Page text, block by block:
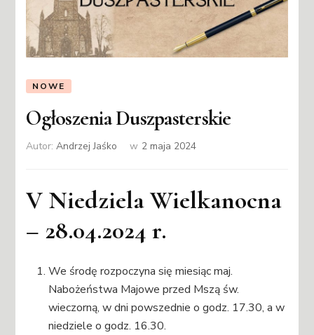
NOWE
Ogłoszenia Duszpasterskie
Autor:Andrzej Jaśko w 2 maja 2024
V Niedziela Wielkanocna
– 28.04.2024 r.
We środę rozpoczyna się miesiąc maj.
Nabożeństwa Majowe przed Mszą św.
wieczorną, w dni powszednie o godz. 17.30, a w
niedziele o godz. 16.30.